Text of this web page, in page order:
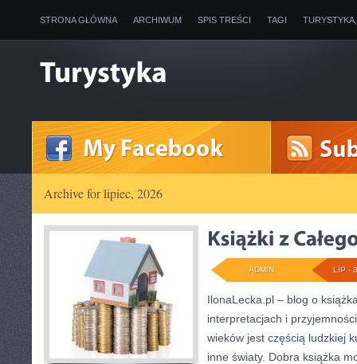
STRONA GŁÓWNA ARCHIWUM SPIS TREŚCI TAGI
Archive for lipiec, 2026
LIP -
ADMIN
IlonaLecka.pl – blog o
interpretacjach i
wieków jest częścią ludzkiej
inne światy. Dobra książka